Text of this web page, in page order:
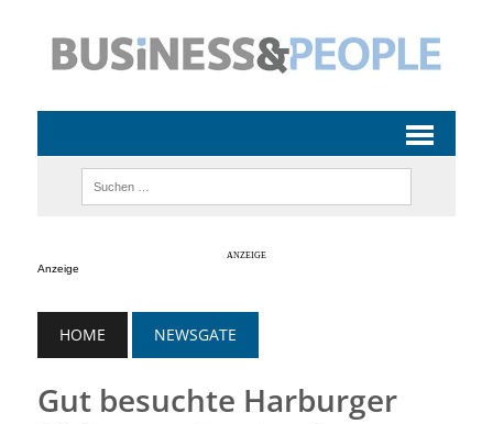
Anzeige
HOME NEWSGATE
Gut besuchte Harburger